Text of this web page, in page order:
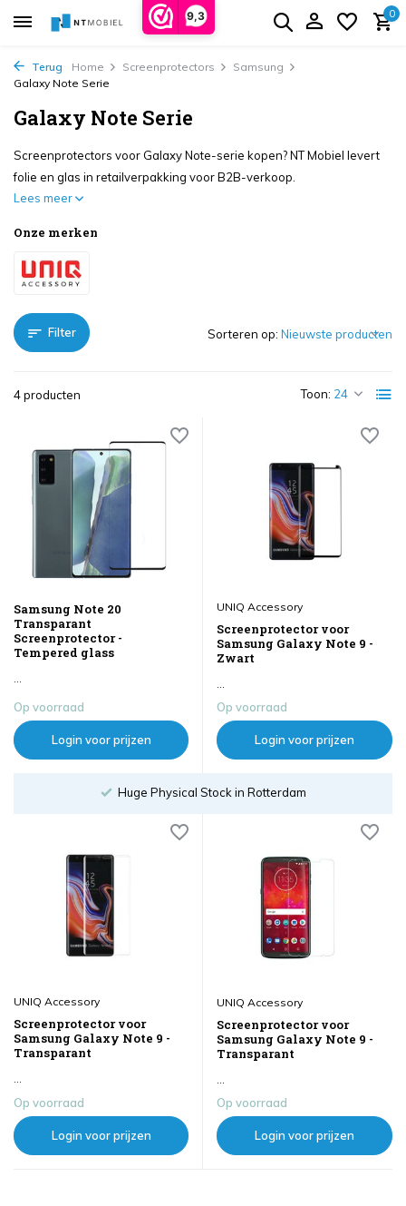
9,3 0
Terug Home Screenprotectors
Samsung
Galaxy Note Serie
Galaxy Note Serie
Screenprotectors voor Galaxy Note-serie kopen? NT Mobiel levert
folie en glas in retailverpakking voor B2B-verkoop.
Lees meer
Onze merken
Filter
4 producten Toon:
Sorteren op:
Samsung Note 20
Transparant
Screenprotector -
Tempered glass
Op voorraad
Login voor prijzen
UNIQ Accessory
Screenprotector voor
Samsung Galaxy Note 9 -
Zwart
Op voorraad
Login voor prijzen
Huge Physical Stock in Rotterdam
UNIQ Accessory
Screenprotector voor
Samsung Galaxy Note 9 -
Transparant
...
Op voorraad
Login voor prijzen
UNIQ Accessory
Screenprotector voor
Samsung Galaxy Note 9 -
Transparant
...
Op voorraad
Login voor prijzen